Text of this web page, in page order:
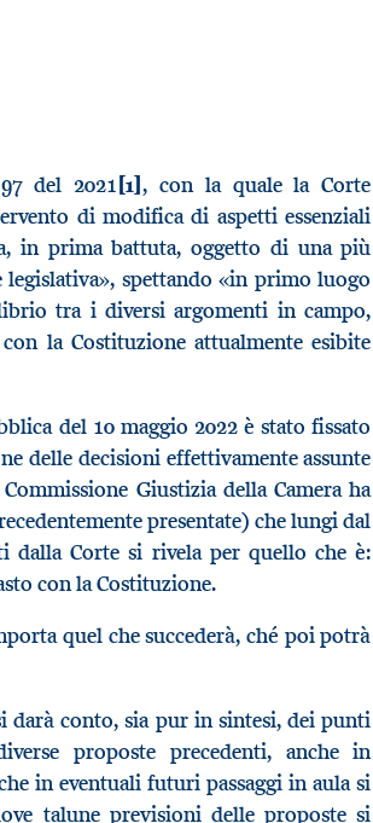
del 2021 [1], con la quale la Corte
di modifica di aspetti essenziali
in prima battuta, oggetto di una più
legislativa», spettando «in primo luogo
tra i diversi argomenti in campo,
la Costituzione attualmente esibite
del 10 maggio 2022 è stato fissato
delle decisioni effettivamente assunte
Giustizia della Camera ha
presentate) che lungi dal
Corte si rivela per quello che è:
con la Costituzione.
quel che succederà, ché poi potrà
darà conto, sia pur in sintesi, dei punti
proposte precedenti, anche in
in eventuali futuri passaggi in aula si
talune previsioni delle proposte si